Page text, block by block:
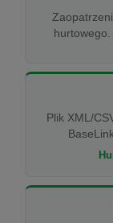
Plik XML/